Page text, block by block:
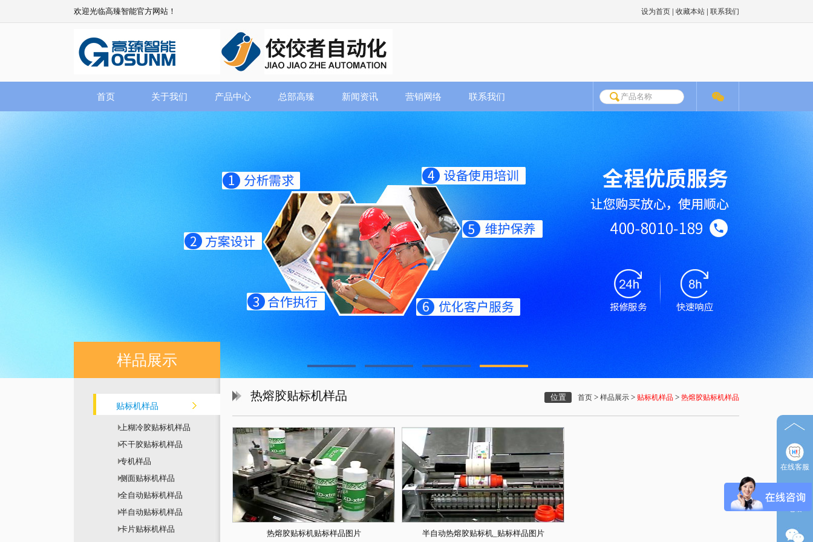
欢迎光临高臻智能官方网站！ 设为首页 | 收藏本站 | 联系我们
首页 关于我们 产品中心 总部高臻 新闻资讯 营销网络 联系我们
样品展示
贴标机样品
上糊冷胶贴标机样品
不干胶贴标机样品
专机样品
侧面贴标机样品
全自动贴标机样品
半自动贴标机样品
卡片贴标机样品
热熔胶贴标机样品 首页 > 样品展示 > 贴标机样品 > 热熔胶贴标机样品
位置
热熔胶贴标机贴标样品图片 半自动热熔胶贴标机_贴标样品图片
在线客服